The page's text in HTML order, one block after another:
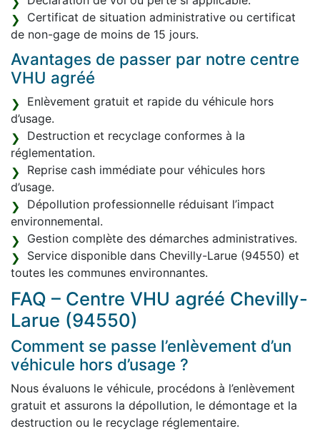
Certificat de situation administrative ou certificat
de non-gage de moins de 15 jours.
Avantages de passer par notre centre
VHU agréé
Enlèvement gratuit et rapide du véhicule hors
d’usage.
Destruction et recyclage conformes à la
réglementation.
Reprise cash immédiate pour véhicules hors
d’usage.
Dépollution professionnelle réduisant l’impact
environnemental.
Gestion complète des démarches administratives.
Service disponible dans Chevilly-Larue (94550) et
toutes les communes environnantes.
FAQ – Centre VHU agréé Chevilly-
Larue (94550)
Comment se passe l’enlèvement d’un
véhicule hors d’usage ?
Nous évaluons le véhicule, procédons à l’enlèvement
gratuit et assurons la dépollution, le démontage et la
destruction ou le recyclage réglementaire.